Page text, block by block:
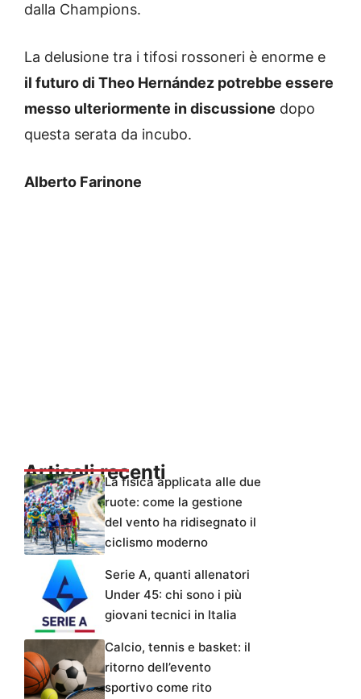
dalla Champions.
La delusione tra i tifosi rossoneri è enorme e
il futuro di Theo Hernández potrebbe essere
messo ulteriormente in discussione dopo
questa serata da incubo.
Alberto Farinone
Articoli recentiLa fisica applicata alle due
ruote: come la gestione
del vento ha ridisegnato il
ciclismo moderno
Serie A, quanti allenatori
Under 45: chi sono i più
giovani tecnici in Italia
Calcio, tennis e basket: il
ritorno dell’evento
sportivo come rito